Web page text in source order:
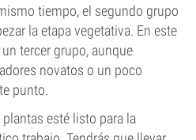
tiempo, el segundo grupo
la etapa vegetativa. En este
tercer grupo, aunque
novatos o un poco
punto.
esté listo para la